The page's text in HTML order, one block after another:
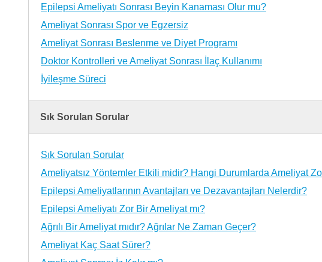
Epilepsi Ameliyatı Sonrası Beyin Kanaması Olur mu?
Ameliyat Sonrası Spor ve Egzersiz
Ameliyat Sonrası Beslenme ve Diyet Programı
Doktor Kontrolleri ve Ameliyat Sonrası İlaç Kullanımı
İyileşme Süreci
Sık Sorulan Sorular
Sık Sorulan Sorular
Ameliyatsız Yöntemler Etkili midir? Hangi Durumlarda Ameliyat
Epilepsi Ameliyatlarının Avantajları ve Dezavantajları Nelerdir?
Epilepsi Ameliyatı Zor Bir Ameliyat mı?
Ağrılı Bir Ameliyat mıdır? Ağrılar Ne Zaman Geçer?
Ameliyat Kaç Saat Sürer?